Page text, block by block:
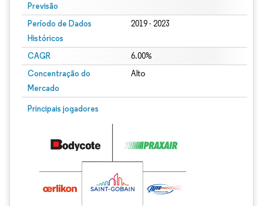
Previsão
Período de Dados
Históricos
2019 - 2023
CAGR 6.00%
Concentração do
Mercado
Alto
Principais jogadores